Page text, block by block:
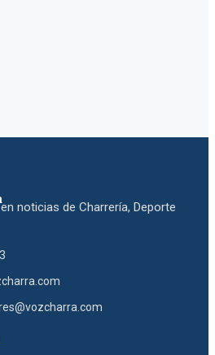
noticias de Charrería, Deporte